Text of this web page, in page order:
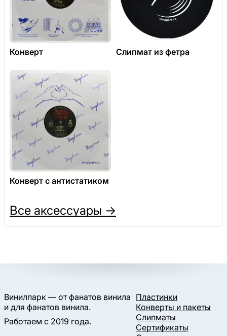
Конверт Слипмат из фетра
Конверт с антистатиком
Все аксессуары →
Винилпарк — от фанатов винила
и для фанатов винила.
Работаем с 2019 года.
Пластинки
Конверты и пакеты
Слипматы
Сертификаты